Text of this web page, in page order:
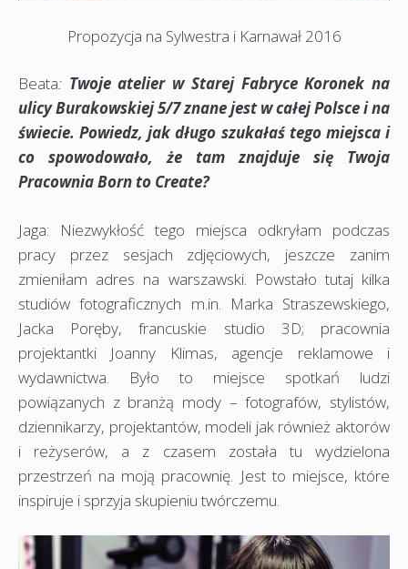
Propozycja na Sylwestra i Karnawał 2016
Beata: Twoje atelier w Starej Fabryce Koronek na
ulicy Burakowskiej5/7 znane jest w całejPolsce i na
świecie. Powiedz, jak długo szukałaś tego miejsca i
co spowodowało, że tam znajduje się Twoja
Pracownia Born to Create?
Jaga: Niezwykłość tego miejsca odkryłam podczas
pracy przez sesjach zdjęciowych, jeszcze zanim
zmieniłam adres na warszawski. Powstało tutaj kilka
studiów fotograficznych m.in. Marka Straszewskiego,
Jacka Poręby, francuskie studio 3D; pracownia
projektantki Joanny Klimas, agencje reklamowe i
wydawnictwa. Było to miejsce spotkań ludzi
powiązanych z branżą mody – fotografów, stylistów,
dziennikarzy, projektantów, modeli jak również aktorów
i reżyserów, a z czasem została tu wydzielona
przestrzeń na moją pracownię. Jest to miejsce, które
inspiruje i sprzyja skupieniu twórczemu.